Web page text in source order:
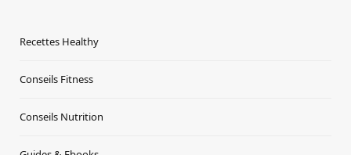
Recettes Healthy
Conseils Fitness
Conseils Nutrition